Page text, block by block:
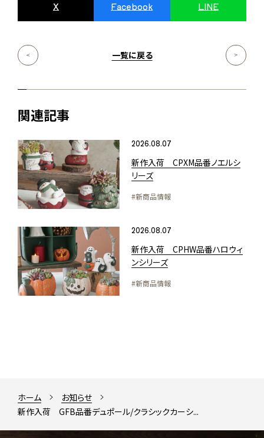
X Facebook LINE
一覧に戻る
関連記事
2026.08.07
新作入荷 CPXM品番ノエルシ
リーズ
#新商品情報
2026.08.07
新作入荷 CPHW品番ハロウィ
ンシリーズ
#新商品情報
ホーム
お知らせ
新作入荷 GFB品番デュポール/クラシックカーシ...